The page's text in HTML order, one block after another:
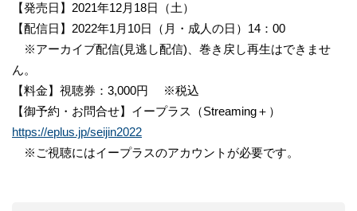
【発売日】2021年12月18日（土）
【配信日】2022年1月10日（月・成人の日）14：00
※アーカイブ配信(見逃し配信)、巻き戻し再生はできませ
ん。
【料金】視聴券：3,000円 ※税込
【御予約・お問合せ】イープラス（Streaming＋）
https://eplus.jp/seijin2022
※ご視聴にはイープラスのアカウントが必要です。